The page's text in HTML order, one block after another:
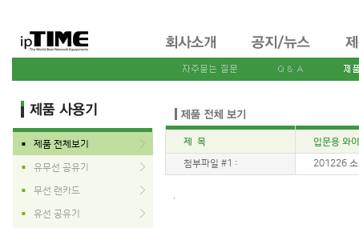
■ 제품 전체보기
■ 유무선 공유기
■ 무선 랜카드
■ 유선 공유기
제 목 입문용 와
첨부파일 #1 : 201226
.